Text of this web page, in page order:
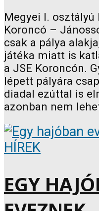
Megyei I.
Koroncó –
csak a pálya
játéka miatt is
a JSE Koroncón.
lépett pályára
diadal ezúttal is
azonban nem
HÍREK
EGY